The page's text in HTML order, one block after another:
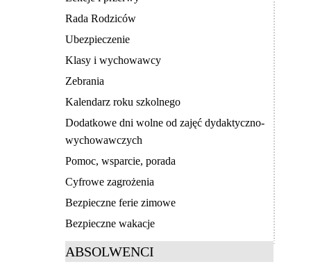
Rada Rodziców
Ubezpieczenie
Klasy i wychowawcy
Zebrania
Kalendarz roku szkolnego
Dodatkowe dni wolne od zajęć dydaktyczno-
wychowawczych
Pomoc, wsparcie, porada
Cyfrowe zagrożenia
Bezpieczne ferie zimowe
Bezpieczne wakacje
ABSOLWENCI